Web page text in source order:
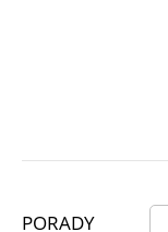
PORADY